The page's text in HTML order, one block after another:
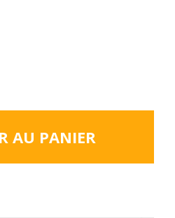
AU PANIER